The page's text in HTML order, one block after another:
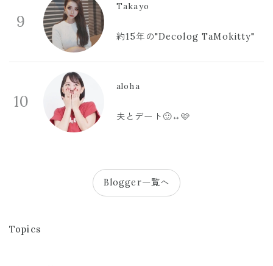
9
Takayo
約15年の"Decolog TaMokitty"
10
aloha
夫とデート🙂‍↔️🩷
Blogger一覧へ
Topics